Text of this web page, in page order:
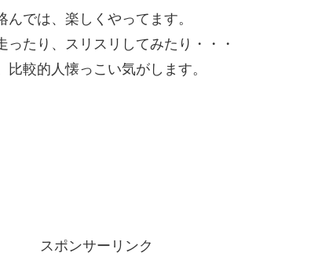
では、楽しくやってます。
たり、スリスリしてみたり・・・
較的人懐っこい気がします。
スポンサーリンク